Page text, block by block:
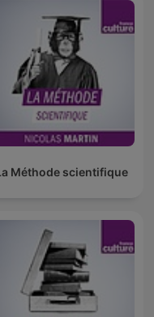
Méthode scientifique